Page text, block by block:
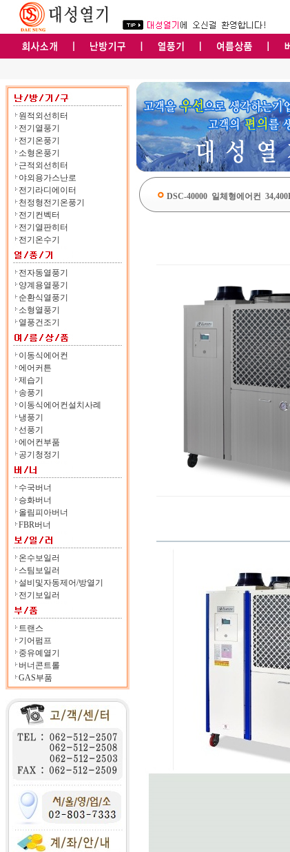
원적외선히터
전기열풍기
전기온풍기
소형온풍기
근적외선히터
야외용가스난로
전기라디에이터
천정형전기온풍기
전기컨벡터
전기열판히터
전기온수기
전자동열풍기
양계용열풍기
순환식열풍기
소형열풍기
열풍건조기
이동식에어컨
에어커튼
제습기
송풍기
이동식에어컨설치사례
냉풍기
선풍기
에어컨부품
공기청정기
수국버너
승화버너
올림피아버너
FBR버너
온수보일러
스팀보일러
설비및자동제어/방열기
전기보일러
트랜스
기어펌프
중유예열기
버너콘트롤
GAS부품
DSC-40000 일체형에어컨